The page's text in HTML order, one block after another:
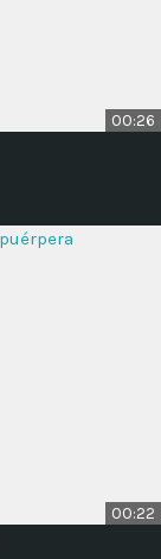
00:26
00:22